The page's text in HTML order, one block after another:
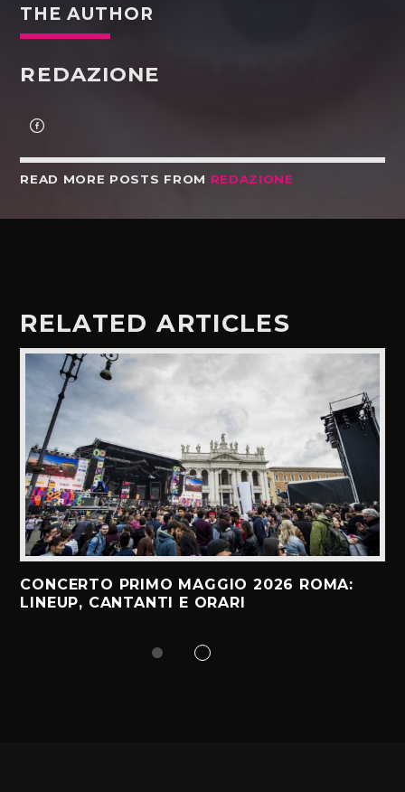
THE AUTHOR
REDAZIONE
READ MORE POSTS FROM REDAZIONE
RELATED ARTICLES
CONCERTO PRIMO MAGGIO 2026 ROMA:
LINEUP, CANTANTI E ORARI